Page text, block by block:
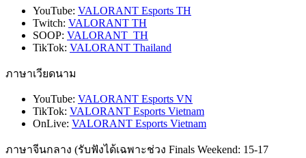
YouTube: VALORANT Esports TH
Twitch: VALORANT TH
SOOP: VALORANT_TH
TikTok: VALORANT Thailand
ภาษาเวียดนาม
YouTube: VALORANT Esports VN
TikTok: VALORANT Esports Vietnam
OnLive: VALORANT Esports Vietnam
ภาษาจีนกลาง (รับฟังได้เฉพาะช่วง Finals Weekend: 15-17